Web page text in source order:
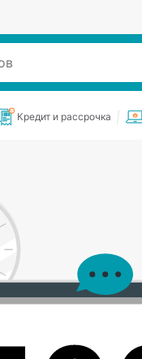
Кредит и рассрочка